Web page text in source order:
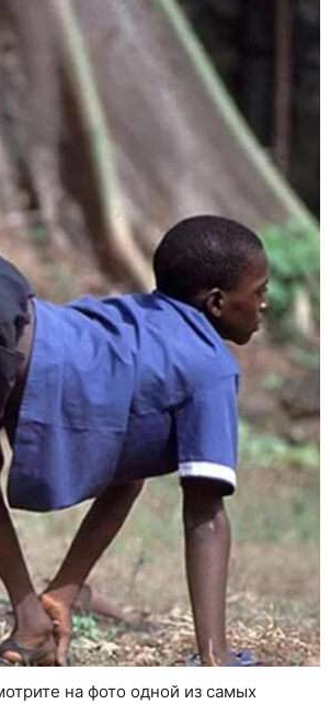
на фото одной из самых